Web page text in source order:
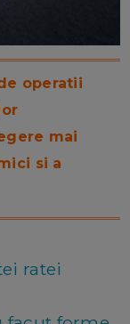
operatii
mai
si a
ratei